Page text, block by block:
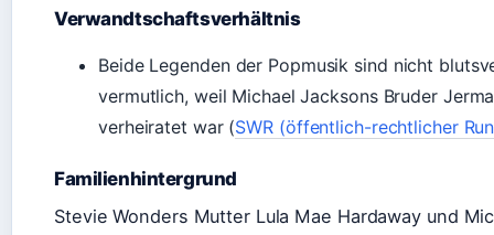
Verwandtschaftsverhältnis
Beide Legenden der Popmusik sind nicht
vermutlich, weil Michael Jacksons Bruder
verheiratet war (SWR (öffentlich-rechtlicher
Familienhintergrund
Stevie Wonders Mutter Lula Mae Hardaway und